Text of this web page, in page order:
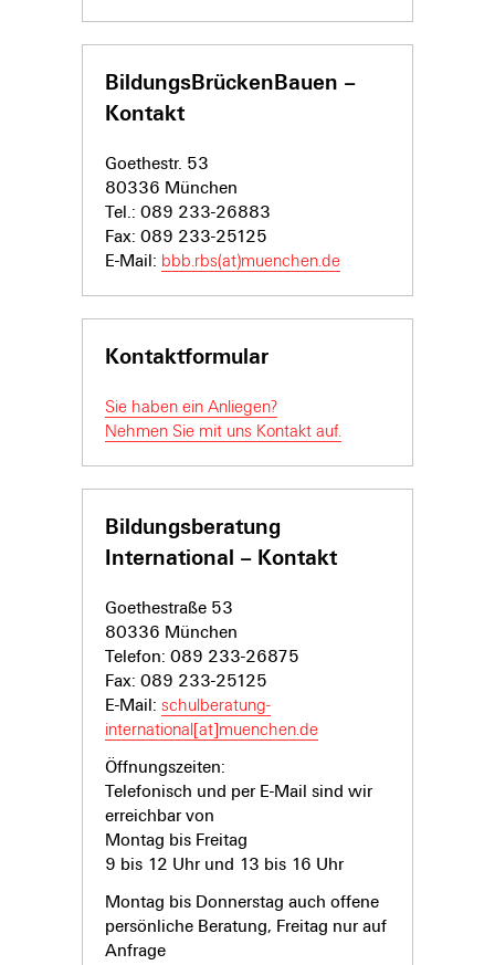
BildungsBrückenBauen –
Kontakt
Goethestr. 53
80336 München
Tel.: 089 233-26883
Fax: 089 233-25125
E-Mail: bbb.rbs(at)muenchen.de
Kontaktformular
Sie haben ein Anliegen?
Nehmen Sie mit uns Kontakt auf.
Bildungsberatung
International – Kontakt
Goethestraße 53
80336 München
Telefon: 089 233-26875
Fax: 089 233-25125
E-Mail: schulberatung-
international[at]muenchen.de
Öffnungszeiten:
Telefonisch und per E-Mail sind wir
erreichbar von
Montag bis Freitag
9 bis 12 Uhr und 13 bis 16 Uhr
Montag bis Donnerstag auch offene
persönliche Beratung, Freitag nur auf
Anfrage